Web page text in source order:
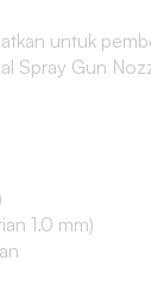
untuk
Spray Gun
1.0 mm)